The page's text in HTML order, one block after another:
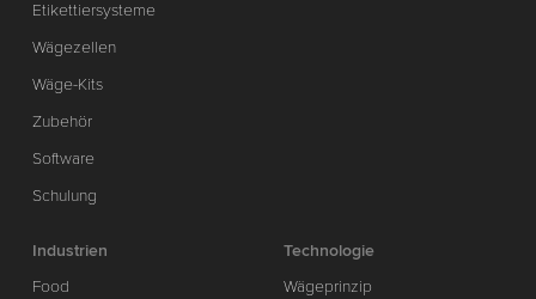
Etikettiersysteme
Wägezellen
Wäge-Kits
Zubehör
Software
Schulung
Industrien
Food
Technologie
Wägeprinzip